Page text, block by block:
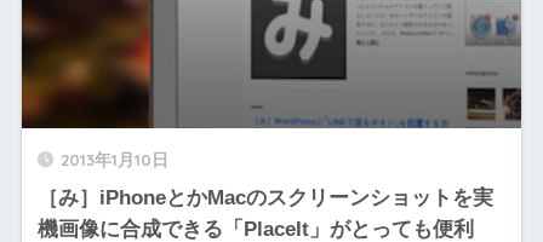
2013年1月10日
［み］iPhoneとかMacのスクリーンショットを実
機画像に合成できる「PlaceIt」がとっても便利